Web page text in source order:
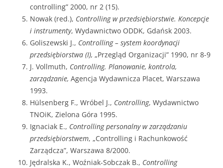
controlling” 2000, nr 2 (15).
Nowak (red.), Controlling w przedsiębiorstwie. Koncepcje
i instrumenty, Wydawnictwo ODDK, Gdańsk 2003.
Goliszewski J., Controlling – system koordynacji
przedsiębiorstwa (I), „Przegląd Organizacji” 1990, nr 8-9
J. Vollmuth, Controlling. Planowanie, kontrola,
zarządzanie, Agencja Wydawnicza Placet, Warszawa
1993.
Hülsenberg F., Wróbel J., Controlling, Wydawnictwo
TNOiK, Zielona Góra 1995.
Ignaciak E., Controlling personalny w zarządzaniu
przedsiębiorstwem, „Controlling i Rachunkowość
Zarządcza”, Warszawa 8/2000.
Jędralska K., Woźniak-Sobczak B., Controlling